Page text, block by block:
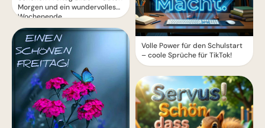
Morgen und ein wundervolles
Wochenende
Volle Power für den Schulstart
– coole Sprüche für TikTok!